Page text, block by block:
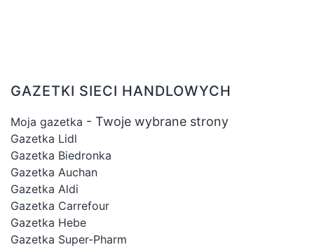
GAZETKI SIECI HANDLOWYCH
Moja gazetka - Twoje wybrane strony
Gazetka Lidl
Gazetka Biedronka
Gazetka Auchan
Gazetka Aldi
Gazetka Carrefour
Gazetka Hebe
Gazetka Super-Pharm